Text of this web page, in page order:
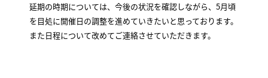
延期の時期については、今後の状況を確認しながら、5月頃
を目処に開催日の調整を進めていきたいと思っております。
また日程について改めてご連絡させていただきます。